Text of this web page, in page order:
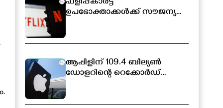
ഫ്ളിപ്പ്കാർട്ട്
ഉപഭോക്താക്കൾക്ക് സൗജന്യ
ആപ്പിളിന് 109.4 ബില്യൺ
ഡോളറിന്റെ റെക്കോർഡ്